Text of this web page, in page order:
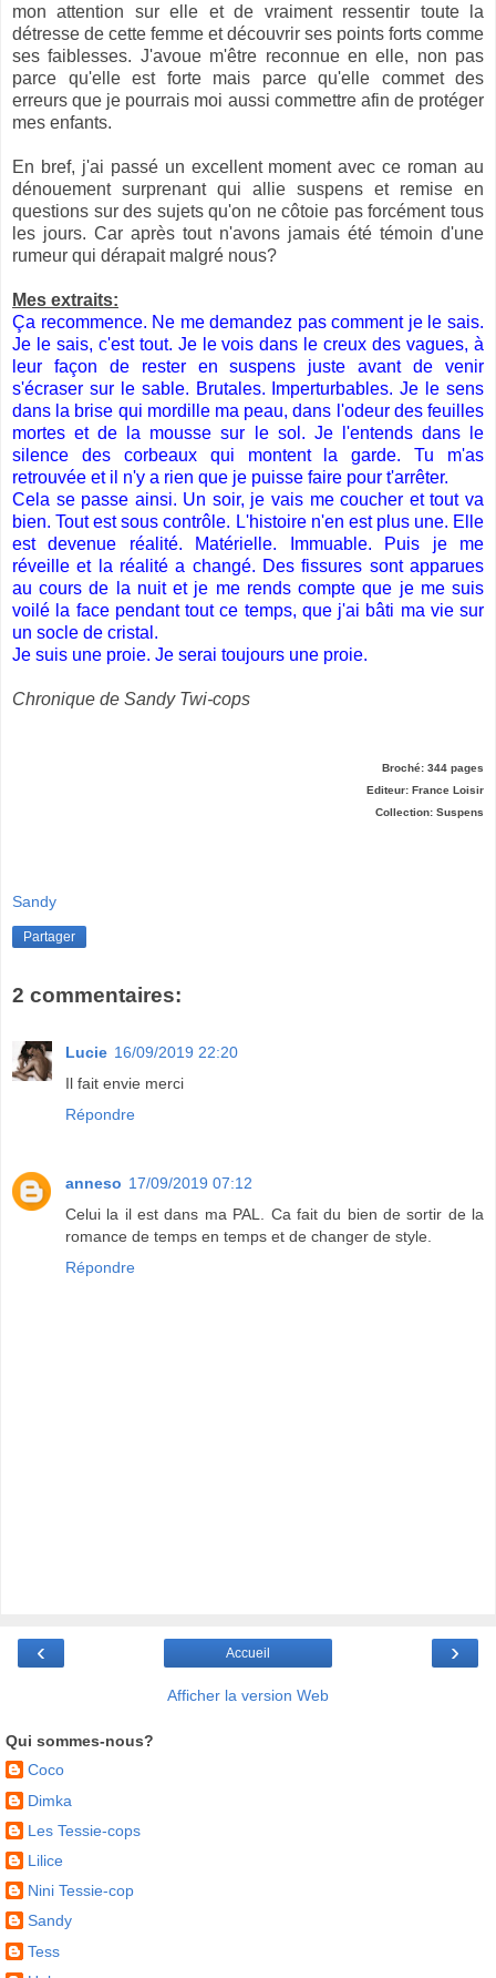
mon attention sur elle et de vraiment ressentir toute la
détresse de cette femme et découvrir ses points forts comme
ses faiblesses. J'avoue m'être reconnue en elle, non pas
parce qu'elle est forte mais parce qu'elle commet des
erreurs que je pourrais moi aussi commettre afin de protéger
mes enfants.
En bref, j'ai passé un excellent moment avec ce roman au
dénouement surprenant qui allie suspens et remise en
questions sur des sujets qu'on ne côtoie pas forcément tous
les jours. Car après tout n'avons jamais été témoin d'une
rumeur qui dérapait malgré nous?
Mes extraits:
Ça recommence. Ne me demandez pas comment je le sais.
Je le sais, c'est tout. Je le vois dans le creux des vagues, à
leur façon de rester en suspens juste avant de venir
s'écraser sur le sable. Brutales. Imperturbables. Je le sens
dans la brise qui mordille ma peau, dans l'odeur des feuilles
mortes et de la mousse sur le sol. Je l'entends dans le
silence des corbeaux qui montent la garde. Tu m'as
retrouvée et il n'y a rien que je puisse faire pour t'arrêter.
Cela se passe ainsi. Un soir, je vais me coucher et tout va
bien. Tout est sous contrôle. L'histoire n'en est plus une. Elle
est devenue réalité. Matérielle. Immuable. Puis je me
réveille et la réalité a changé. Des fissures sont apparues
au cours de la nuit et je me rends compte que je me suis
voilé la face pendant tout ce temps, que j'ai bâti ma vie sur
un socle de cristal.
Je suis une proie. Je serai toujours une proie.
Chronique de Sandy Twi-cops
Broché: 344 pages
Editeur: France Loisir
Collection: Suspens
Sandy
Partager
2 commentaires:
Lucie 16/09/2019 22:20
Il fait envie merci
Répondre
anneso 17/09/2019 07:12
Celui la il est dans ma PAL. Ca fait du bien de sortir de la
romance de temps en temps et de changer de style.
Répondre
‹ ›
Accueil
Afficher la version Web
Qui sommes-nous?
Coco
Dimka
Les Tessie-cops
Lilice
Nini Tessie-cop
Sandy
Tess